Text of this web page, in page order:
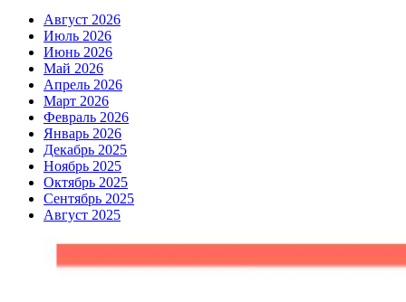
Август 2026
Июль 2026
Июнь 2026
Май 2026
Апрель 2026
Март 2026
Февраль 2026
Январь 2026
Декабрь 2025
Ноябрь 2025
Октябрь 2025
Сентябрь 2025
Август 2025